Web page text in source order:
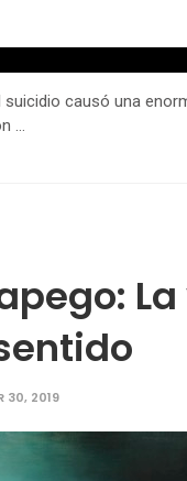
causó una
…
30, 2019